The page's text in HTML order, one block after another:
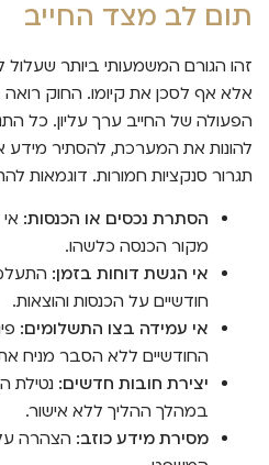
תום לב מצד החייב
זהו הגורם המשמעותי ביותר
אלא אף לסכן את קיומו. החוק
הפעולה של החייב ערך עליון. כל
להונות את המערכת, להסתיר מידע
תגרור סנקציות חמורות. דוגמאות
הסתרת נכסים או הכנסות:
מקור הכנסה כלשהו.
אי הגשת דוחות בזמן:
חודשיים על הכנסות והוצאות.
אי עמידה בצו התשלומים:
החודשיים ללא הסבר מניח
יצירת חובות חדשים: נטילת
במהלך ההליך ללא אישור.
מסירת מידע כוזב: הצהרה